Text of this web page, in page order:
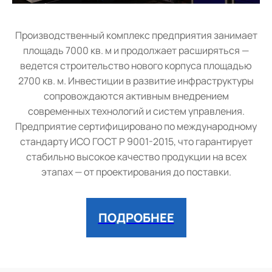
Производственный комплекс предприятия занимает
площадь 7000 кв. м и продолжает расширяться —
ведется строительство нового корпуса площадью
2700 кв. м. Инвестиции в развитие инфраструктуры
сопровождаются активным внедрением
современных технологий и систем управления.
Предприятие сертифицировано по международному
стандарту ИСО ГОСТ Р 9001-2015, что гарантирует
стабильно высокое качество продукции на всех
этапах — от проектирования до поставки.
ПОДРОБНЕЕ